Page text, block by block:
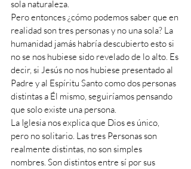
sola naturaleza.
Pero entonces ¿cómo podemos saber que en
realidad son tres personas y no una sola? La
humanidad jamás habría descubierto esto si
no se nos hubiese sido revelado de lo alto. Es
decir, si Jesús no nos hubiese presentado al
Padre y al Espíritu Santo como dos personas
distintas a Él mismo, seguiríamos pensando
que solo existe una persona.
La Iglesia nos explica que Dios es único,
pero no solitario. Las tres Personas son
realmente distintas, no son simples
nombres. Son distintos entre sí por sus